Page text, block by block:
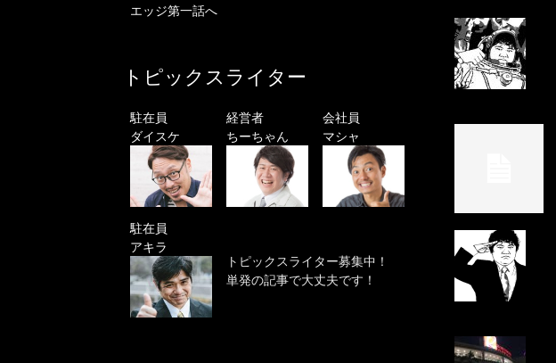
エッジ第一話へ
トピックスライター
駐在員
ダイスケ
経営者
ちーちゃん
会社員
マシャ
駐在員
アキラ
トピックスライター募集中！
単発の記事で大丈夫です！